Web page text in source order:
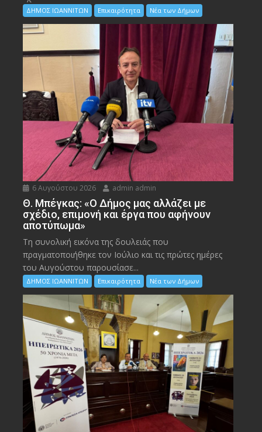
ΔΗΜΟΣ ΙΩΑΝΝΙΤΩΝ Επικαιρότητα Νέα των Δήμων
6 Αυγούστου 2026 admin admin
Θ. Μπέγκας: «Ο Δήμος μας αλλάζει με
σχέδιο, επιμονή και έργα που αφήνουν
αποτύπωμα»
Τη συνολική εικόνα της δουλειάς που
πραγματοποιήθηκε τον Ιούλιο και τις πρώτες ημέρες
του Αυγούστου παρουσίασε...
ΔΗΜΟΣ ΙΩΑΝΝΙΤΩΝ Επικαιρότητα Νέα των Δήμων